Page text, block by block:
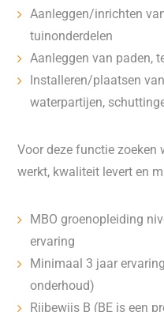
Aanleggen/inrichten
tuinonderdelen
Aanleggen van paden,
Installeren/plaatsen
waterpartijen,
Voor deze functie
werkt, kwaliteit levert en
MBO groenopleiding
ervaring
Minimaal 3 jaar
onderhoud)
Rijbewijs B (BE is een